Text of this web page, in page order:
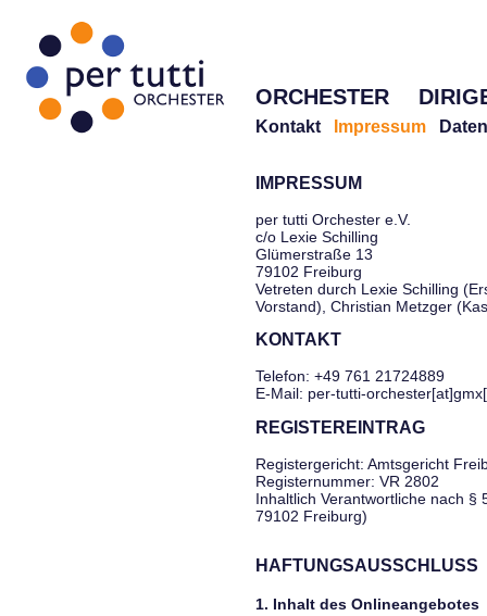
ORCHESTER
Kontakt Impressum
IMPRESSUM
per tutti Orchester e.V.
c/o Lexie Schilling
Glümerstraße 13
79102 Freiburg
Vetreten durch Lexie Schilling
Vorstand), Christian Metzger
KONTAKT
Telefon: +49 761 21724889
E-Mail: per-tutti-
REGISTEREINTRAG
Registergericht: Amtsgericht
Registernummer: VR 2802
Inhaltlich Verantwortliche nach §
79102 Freiburg)
HAFTUNGSAUSSCHLUSS
1. Inhalt des Onlineangebotes